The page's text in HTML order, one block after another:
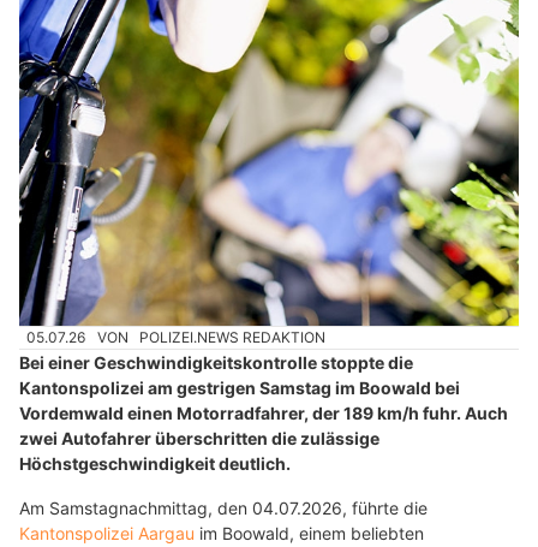
05.07.26 VON POLIZEI.NEWS REDAKTION
Bei einer Geschwindigkeitskontrolle stoppte die
Kantonspolizei am gestrigen Samstag im Boowald bei
Vordemwald einen Motorradfahrer, der 189 km/h fuhr. Auch
zwei Autofahrer überschritten die zulässige
Höchstgeschwindigkeit deutlich.
Am Samstagnachmittag, den 04.07.2026, führte die
Kantonspolizei Aargau im Boowald, einem beliebten